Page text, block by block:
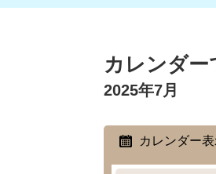
本
文
カレンダー
2025年7月
カレンダー